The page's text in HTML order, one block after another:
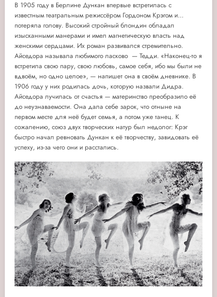
В 1905 году в Берлине Дункан впервые встретилась с
известным театральным режиссёром Гордоном Крэгом и...
потеряла голову. Высокий стройный блондин обладал
изысканными манерами и имел магнетическую власть над
женскими сердцами. Их роман развивался стремительно.
Айседора называла любимого ласково — Тедди. «Наконец-то я
встретила свою пару, свою любовь, самое себя, ибо мы были не
вдвоём, но одно целое», — напишет она в своём дневнике. В
1906 году у них родилась дочь, которую назвали Дидра.
Айседора лучилась от счастья — материнство преобразило её
до неузнаваемости. Она дала себе зарок, что отныне на
первом месте для неё будет семья, а потом уже танец. К
сожалению, союз двух творческих натур был недолог: Крэг
быстро начал ревновать Дункан к её творчеству, завидовать её
успеху, из-за чего они и расстались.